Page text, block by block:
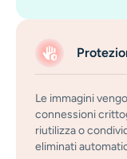
Le immagini
connessioni
riutilizza o
eliminati